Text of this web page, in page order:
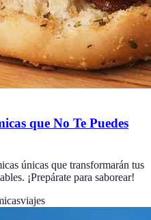
que No Te Puedes
únicas que transformarán tus
¡Prepárate para saborear!
viajes